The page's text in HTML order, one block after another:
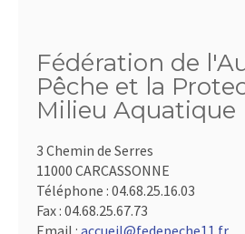
Fédération de
Pêche et la
Milieu Aquatique
3 Chemin de Serres
11000 CARCASSONNE
Téléphone : 04.68.25.16.03
Fax : 04.68.25.67.73
Email : accueil@fedepeche11.fr